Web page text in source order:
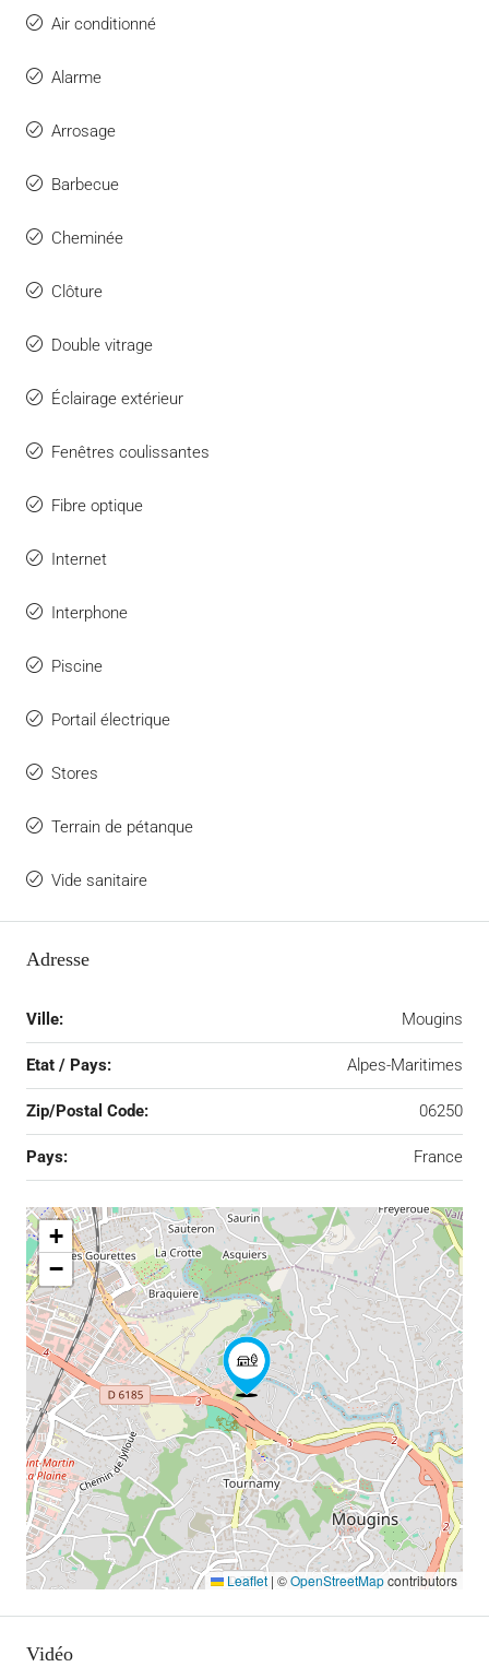
Air conditionné
Alarme
Arrosage
Barbecue
Cheminée
Clôture
Double vitrage
Éclairage extérieur
Fenêtres coulissantes
Fibre optique
Internet
Interphone
Piscine
Portail électrique
Stores
Terrain de pétanque
Vide sanitaire
Adresse
Ville: Mougins
Etat / Pays: Alpes-Maritimes
Zip/Postal Code: 06250
Pays: France
+
−
Leaflet | ©OpenStreetMapcontributors
Vidéo